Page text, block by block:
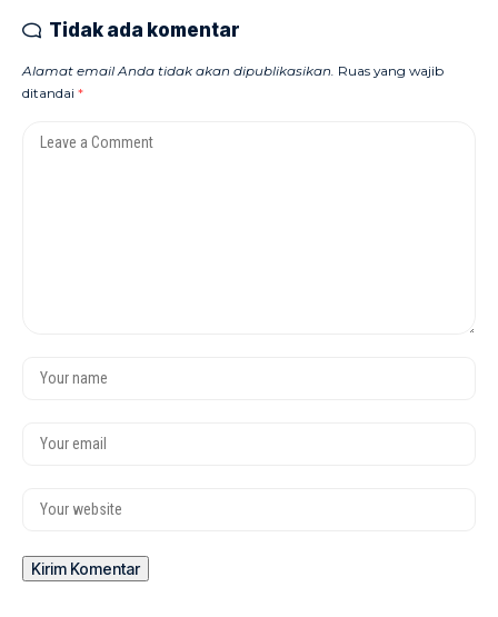
Tidak ada komentar
Alamat email Anda tidak akan dipublikasikan. Ruas yang wajib
ditandai *